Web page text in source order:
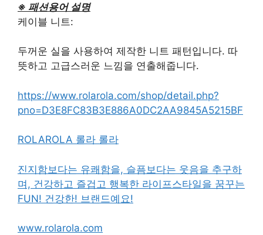
※ 패션용어 설명
케이블 니트:
두꺼운 실을 사용하여 제작한 니트 패턴입니다. 따
뜻하고 고급스러운 느낌을 연출해줍니다.
https://www.rolarola.com/shop/detail.php?
pno=D3E8FC83B3E886A0DC2AA9845A5215BF
ROLAROLA 롤라 롤라
진지함보다는 유쾌함을, 슬픔보다는 웃음을 추구하
며, 건강하고 즐겁고 행복한 라이프스타일을 꿈꾸는
FUN! 건강한! 브랜드예요!
www.rolarola.com